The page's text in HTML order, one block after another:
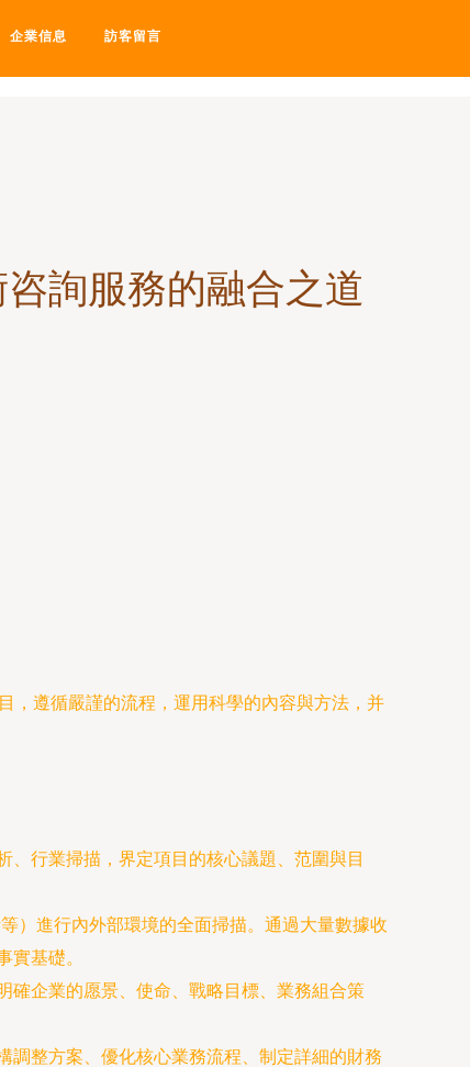
中文-97中文视频-97中
企業信息 訪客留言
詢服務的融合之道
，遵循嚴謹的流程，運用科學的內容與方法，并
行業掃描，界定項目的核心議題、范圍與目
）進行內外部環境的全面掃描。通過大量數據收
實基礎。
確企業的愿景、使命、戰略目標、業務組合策
調整方案、優化核心業務流程、制定詳細的財務